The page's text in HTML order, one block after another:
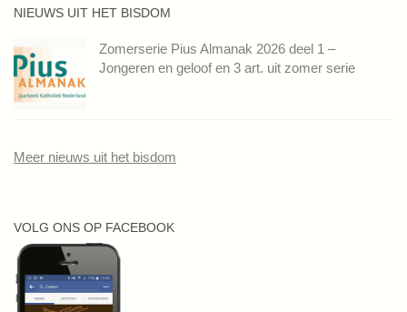
NIEUWS UIT HET BISDOM
Zomerserie Pius Almanak 2026 deel 1 –
Jongeren en geloof en 3 art. uit zomer serie
Meer nieuws uit het bisdom
VOLG ONS OP FACEBOOK